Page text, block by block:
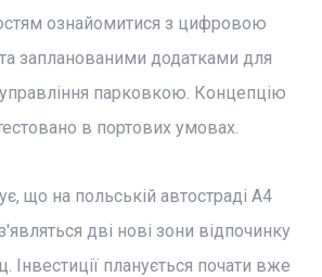
ознайомитися з цифровою
запланованими додатками для
управління парковкою. Концепцію
в портових умовах.
що на польській автостраді А4
дві нові зони відпочинку
Інвестиції планується почати вже